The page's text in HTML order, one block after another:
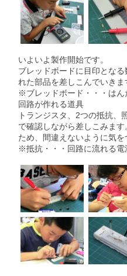
いよいよ製作開始です。
ブレッドボードに目印とな
れた部品を差しこんでいきま
※ブレッドボード・・・は
回路が作れる道具
トランジスタ、2つの抵抗、
で確認しながら差しこみま
ため、間違えないように気を
※抵抗・・・回路に流れる電